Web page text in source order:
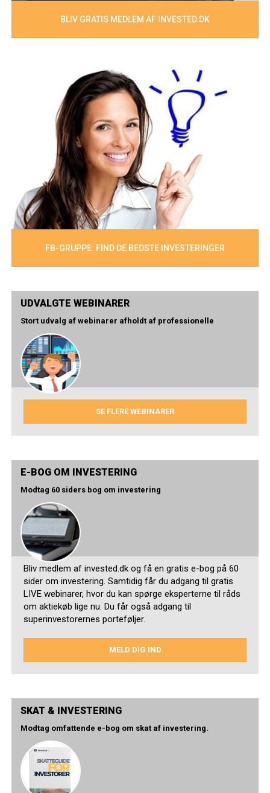
BLIV GRATIS MEDLEM AF INVESTED.DK
FB-GRUPPE: FIND DE BEDSTE INVESTERINGER
UDVALGTE WEBINARER
Stort udvalg af webinarer afholdt af professionelle
SE FLERE WEBINARER
E-BOG OM INVESTERING
Modtag 60 siders bog om investering
Bliv medlem af invested.dk og få en gratis e-bog på 60
sider om investering. Samtidig får du adgang til gratis
LIVE webinarer, hvor du kan spørge eksperterne til råds
om aktiekøb lige nu. Du får også adgang til
superinvestorernes porteføljer.
MELD DIG IND
SKAT & INVESTERING
Modtag omfattende e-bog om skat af investering.